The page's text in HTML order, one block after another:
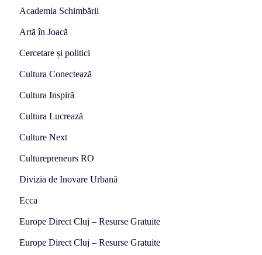
Academia Schimbării
Artă în Joacă
Cercetare și politici
Cultura Conectează
Cultura Inspiră
Cultura Lucrează
Culture Next
Culturepreneurs RO
Divizia de Inovare Urbană
Ecca
Europe Direct Cluj – Resurse Gratuite
Europe Direct Cluj – Resurse Gratuite